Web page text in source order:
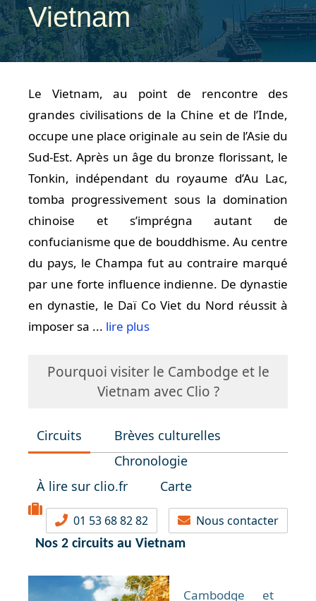
Vietnam
Le Vietnam, au point de rencontre des
grandes civilisations de la Chine et de l’Inde,
occupe une place originale au sein de l’Asie du
Sud-Est. Après un âge du bronze florissant, le
Tonkin, indépendant du royaume d’Au Lac,
tomba progressivement sous la domination
chinoise et s’imprégna autant de
confucianisme que de bouddhisme. Au centre
du pays, le Champa fut au contraire marqué
par une forte influence indienne. De dynastie
en dynastie, le Daï Co Viet du Nord réussit à
imposer sa ... lire plus
Pourquoi visiter le Cambodge et le
Vietnam avec Clio ?
Circuits
Brèves culturelles
Chronologie
À lire sur clio.fr
Carte
01 53 68 82 82 Nous contacter
Nos 2 circuits au Vietnam
Cambodge et